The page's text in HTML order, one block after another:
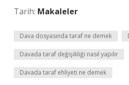
Tarih: Makaleler
Dava dosyasında taraf ne demek
Davada taraf değişikliği nasıl yapılır
Davada taraf ehliyeti ne demek